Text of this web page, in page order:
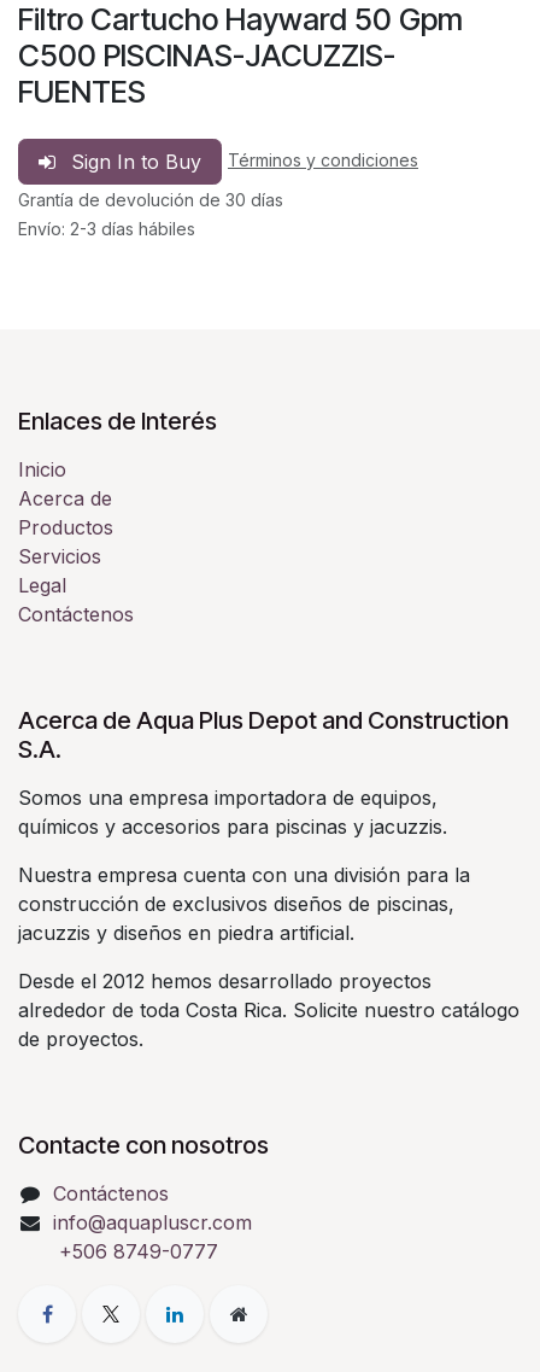
Filtro Cartucho Hayward 50 Gpm
C500 PISCINAS-JACUZZIS-
FUENTES
Sign In to Buy
Términos y condiciones
Grantía de devolución de 30 días
Envío: 2-3 días hábiles
Enlaces de Interés
Inicio
Acerca de
Productos
Servicios
Legal
Contáctenos
Acerca de Aqua Plus Depot and Construction
S.A.
Somos una empresa importadora de equipos,
químicos y accesorios para piscinas y jacuzzis.
Nuestra empresa cuenta con una división para la
construcción de exclusivos diseños de piscinas,
jacuzzis y diseños en piedra artificial.
Desde el 2012 hemos desarrollado proyectos
alrededor de toda Costa Rica. Solicite nuestro catálogo
de proyectos.
Contacte con nosotros
Contáctenos
info@aquapluscr.com
+506 8749-0777